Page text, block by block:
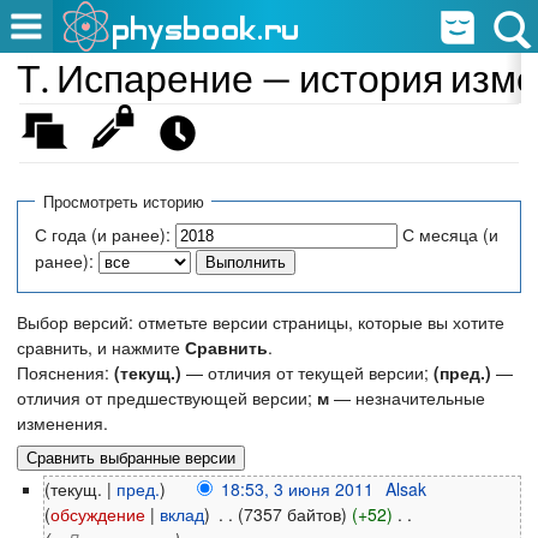
Т. Испарение — история
Просмотреть историю
С года (и ранее):
С месяца (и
ранее):
Выбор версий: отметьте версии страницы, которые вы хотите
сравнить, и нажмите Сравнить.
Пояснения: (текущ.) — отличия от текущей версии; (пред.) —
отличия от предшествующей версии; м — незначительные
изменения.
(текущ. | пред.) 18:53, 3 июня 2011
Alsak
(обсуждение | вклад) . . (7357 байтов) (+52) . .